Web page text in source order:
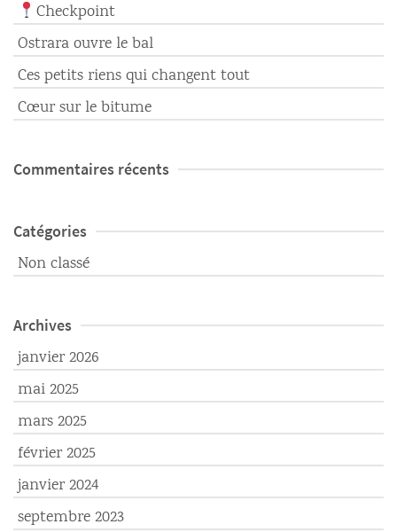
Checkpoint
Ostrara ouvre le bal
Ces petits riens qui changent tout
Cœur sur le bitume
Commentaires récents
Catégories
Non classé
Archives
janvier 2026
mai 2025
mars 2025
février 2025
janvier 2024
septembre 2023